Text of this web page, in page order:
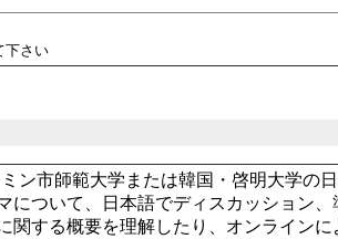
下さい
ン市師範大学または韓国・啓明大学の
について、日本語でディスカッション
関する概要を理解したり、オンライン